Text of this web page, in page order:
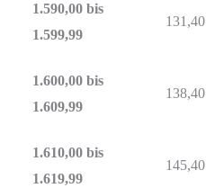
1.590,00 bis
1.599,99
131,40
1.600,00 bis
1.609,99
138,40
1.610,00 bis
1.619,99
145,40